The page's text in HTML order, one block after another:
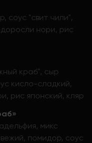
соус "свит чили",
нори, рис
краб", сыр
кисло-сладкий,
рис японский, кляр
микс
помидор, соус